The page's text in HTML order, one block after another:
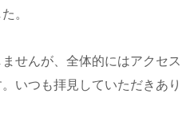
。
せんが、全体的にはアクセス
いつも拝見していただきあり